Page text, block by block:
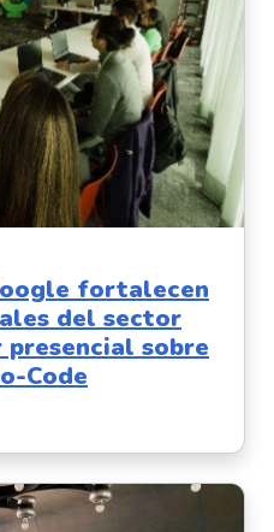
fortalecen
del sector
sobre
Code